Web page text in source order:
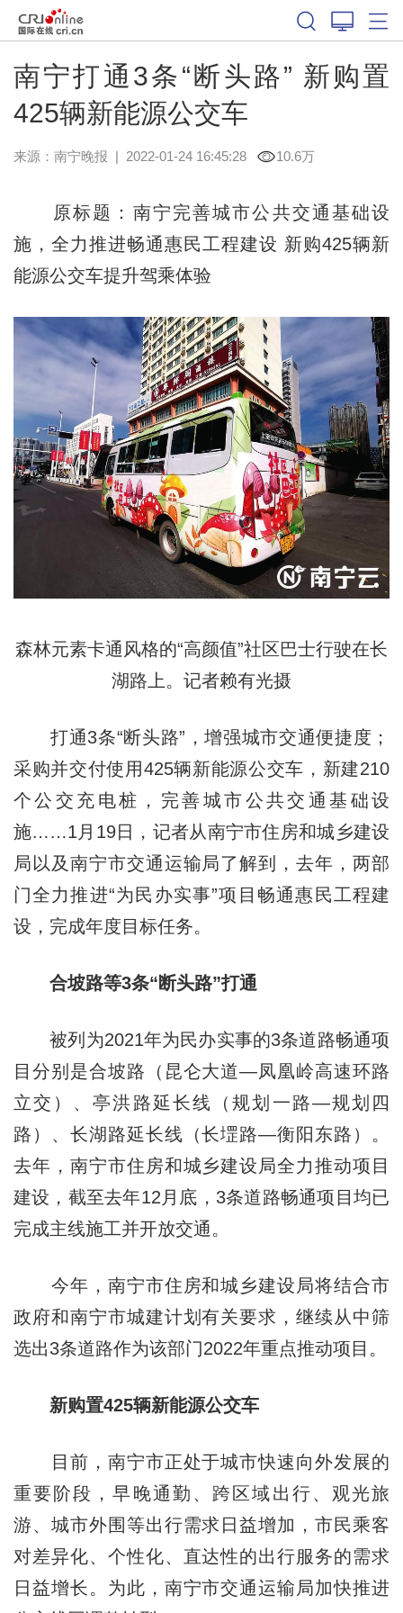
南宁打通3条“断头路” 新购置
425辆新能源公交车
来源： 南宁晚报 | 2022-01-24 16:45:28 10.6万
原标题：南宁完善城市公共交通基础设
施，全力推进畅通惠民工程建设 新购425辆新
能源公交车提升驾乘体验
森林元素卡通风格的“高颜值”社区巴士行驶在长
湖路上。记者赖有光摄
打通3条“断头路”，增强城市交通便捷度；
采购并交付使用425辆新能源公交车，新建210
个公交充电桩，完善城市公共交通基础设
施……1月19日，记者从南宁市住房和城乡建设
局以及南宁市交通运输局了解到，去年，两部
门全力推进“为民办实事”项目畅通惠民工程建
设，完成年度目标任务。
合坡路等3条“断头路”打通
被列为2021年为民办实事的3条道路畅通项
目分别是合坡路（昆仑大道—凤凰岭高速环路
立交）、亭洪路延长线（规划一路—规划四
路）、长湖路延长线（长堽路—衡阳东路）。
去年，南宁市住房和城乡建设局全力推动项目
建设，截至去年12月底，3条道路畅通项目均已
完成主线施工并开放交通。
今年，南宁市住房和城乡建设局将结合市
政府和南宁市城建计划有关要求，继续从中筛
选出3条道路作为该部门2022年重点推动项目。
新购置425辆新能源公交车
目前，南宁市正处于城市快速向外发展的
重要阶段，早晚通勤、跨区域出行、观光旅
游、城市外围等出行需求日益增加，市民乘客
对差异化、个性化、直达性的出行服务的需求
日益增长。为此，南宁市交通运输局加快推进